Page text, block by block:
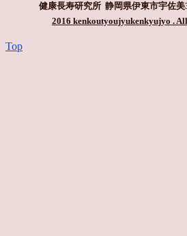
健康長寿研究所 静岡県伊東市宇佐美
2016 kenkoutyoujyukenkyujyo .
Top